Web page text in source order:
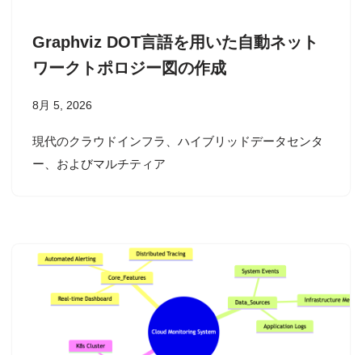
Graphviz DOT言語を用いた自動ネット
ワークトポロジー図の作成
8月 5, 2026
現代のクラウドインフラ、ハイブリッドデータセンタ
ー、およびマルチティア